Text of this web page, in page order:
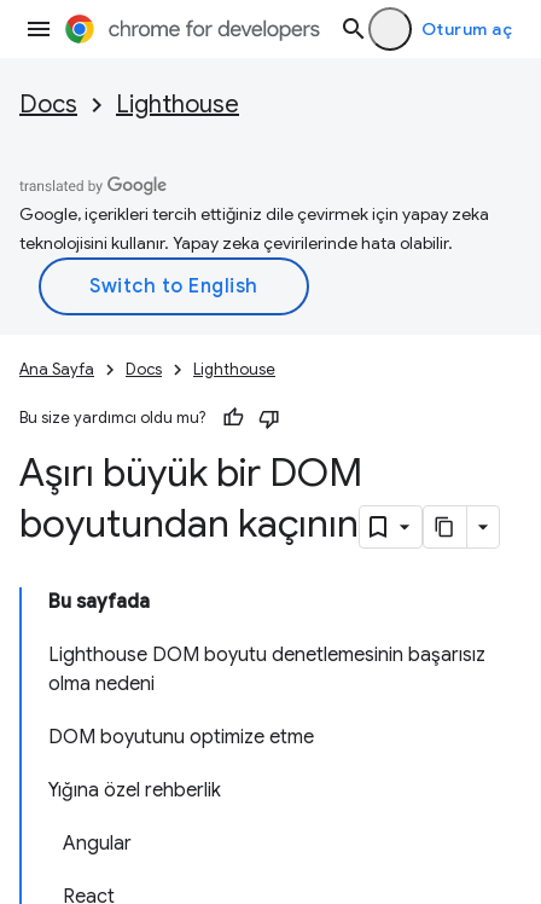
Oturum aç
Docs Lighthouse
Google, içerikleri tercih ettiğiniz dile çevirmek için yapay zeka
teknolojisini kullanır. Yapay zeka çevirilerinde hata olabilir.
Ana Sayfa Docs Lighthouse
Bu size yardımcı oldu mu?
Aşırı büyük bir DOM
boyutundan kaçının
Bu sayfada
Lighthouse DOM boyutu denetlemesinin başarısız
olma nedeni
DOM boyutunu optimize etme
Yığına özel rehberlik
Angular
React